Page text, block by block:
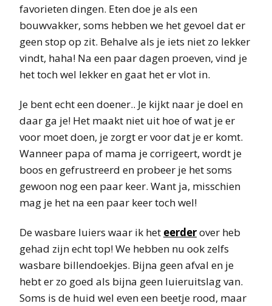
favorieten dingen. Eten doe je als een
bouwvakker, soms hebben we het gevoel dat er
geen stop op zit. Behalve als je iets niet zo lekker
vindt, haha! Na een paar dagen proeven, vind je
het toch wel lekker en gaat het er vlot in.
Je bent echt een doener.. Je kijkt naar je doel en
daar ga je! Het maakt niet uit hoe of wat je er
voor moet doen, je zorgt er voor dat je er komt.
Wanneer papa of mama je corrigeert, wordt je
boos en gefrustreerd en probeer je het soms
gewoon nog een paar keer. Want ja, misschien
mag je het na een paar keer toch wel!
De wasbare luiers waar ik het eerderover heb
gehad zijn echt top! We hebben nu ook zelfs
wasbare billendoekjes. Bijna geen afval en je
hebt er zo goed als bijna geen luieruitslag van.
Soms is de huid wel even een beetje rood, maar